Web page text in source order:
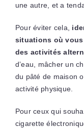
une autre, et a
Pour éviter cela,
situations où vous
des activités
d’eau, mâcher un
du pâté de maison
activité physique.
Pour ceux qui
cigarette